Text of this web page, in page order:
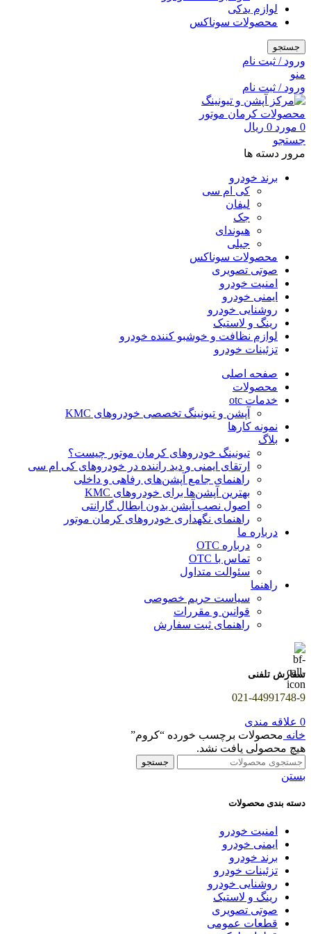
لوازم یدکی
محصولات سوناکس
جستجو
ورود / ثبت نام
منو
ورود / ثبت نام
0 مورد 0 ریال
جستجو
مرور دسته ها
برند خودرو
کی ام سی
لیفان
جک
هیوندای
جیلی
محصولات سوناکس
صوتی تصویری
امنیت خودرو
ایمنی خودرو
روشنایی خودرو
رینگ و لاستیک
لوازم نظافت و خوشبو کننده خودرو
تزئینات خودرو
صفحه اصلی
محصولات
خدمات otc
آپشن و تیونینگ تخصصی خودروهای KMC
نمونه کارها
بلاگ
تیونینگ خودروهای کرمان موتور چیست؟
ارتقای ایمنی و دید راننده در خودروهای کی ام سی
راهنمای جامع آپشن‌های رفاهی و داخلی
بهترین آپشن‌ها برای خودروهای KMC
اصول نصب آپشن بدون ابطال گارانتی
راهنمای نگهداری خودروهای کرمان موتور
درباره ما
درباره OTC
تماس با OTC
سئوالت متداول
راهنما
سیاست حریم خصوصی
قوانین و مقررات
راهنمای ثبت سفارش
سفارش تلفنی
021-44991748-9
0 علاقه مندی
خانه محصولات برچسب خورده “کروم”
هیچ محصولی یافت نشد.
جستجو
بستن
دسته بندی محصولات
امنیت خودرو
ایمنی خودرو
برند خودرو
تزئینات خودرو
روشنایی خودرو
رینگ و لاستیک
صوتی تصویری
قطعات عمومی